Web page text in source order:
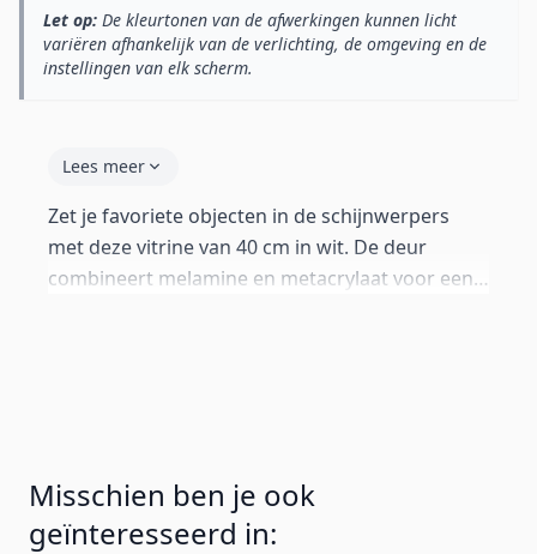
Let op: De kleurtonen van de afwerkingen kunnen licht
variëren afhankelijk van de verlichting, de omgeving en de
instellingen van elk scherm.
Lees meer
Zet je favoriete objecten in de schijnwerpers
met deze vitrine van 40 cm in wit. De deur
combineert melamine en metacrylaat voor een
Misschien ben je ook
geïnteresseerd in: